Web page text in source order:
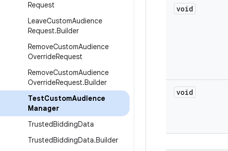
Request
LeaveCustomAudience
Request.Builder
RemoveCustomAudience
OverrideRequest
RemoveCustomAudience
OverrideRequest.Builder
TestCustomAudience
Manager
TrustedBiddingData
TrustedBiddingData.Builder
void
void